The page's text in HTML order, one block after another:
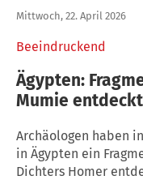
Beeindruckend
Mittwoch, 22. April 2026
Ägypten:
Mumie entdeckt
Archäologen haben
in Ägypten ein
Dichters Homer